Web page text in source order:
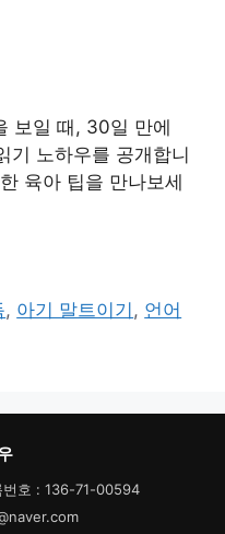
보일 때, 30일 만에
기 노하우를 공개합니
육아 팁을 만나보세
, 아기 말트이기 , 언어
번호 : 136-71-00594